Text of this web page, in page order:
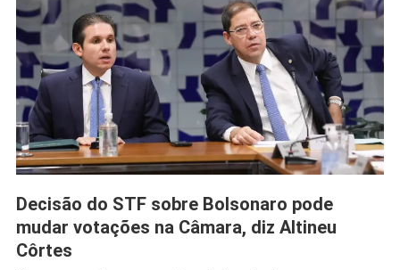
Decisão do STF sobre Bolsonaro pode
mudar votações na Câmara, diz Altineu
Côrtes